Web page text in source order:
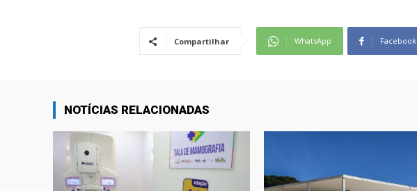
Compartilhar WhatsApp Facebook
NOTÍCIAS RELACIONADAS